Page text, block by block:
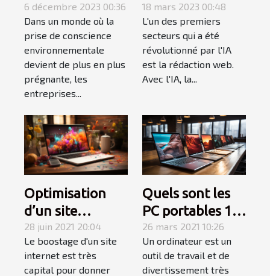
ballons
publicitaires
réutilisables
6 décembre 2023 00:36
Dans un monde où la
prise de conscience
environnementale
devient de plus en plus
prégnante, les
entreprises...
domaine de la
rédaction web
18 mars 2023 00:48
L'un des premiers
secteurs qui a été
révolutionné par l'IA
est la rédaction web.
Avec l'IA, la...
Optimisation
d’un site
internet : ce
qu’il faut
apprendre!
28 juin 2021 20:04
Le boostage d'un site
internet est très
capital pour donner
Quels sont les
PC portables 13
pouces en solde
en 2021 ?
26 mars 2021 10:26
Un ordinateur est un
outil de travail et de
divertissement très